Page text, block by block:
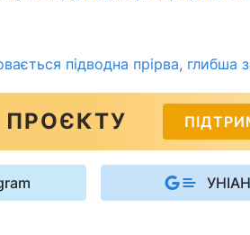
підводна прірва, глибша